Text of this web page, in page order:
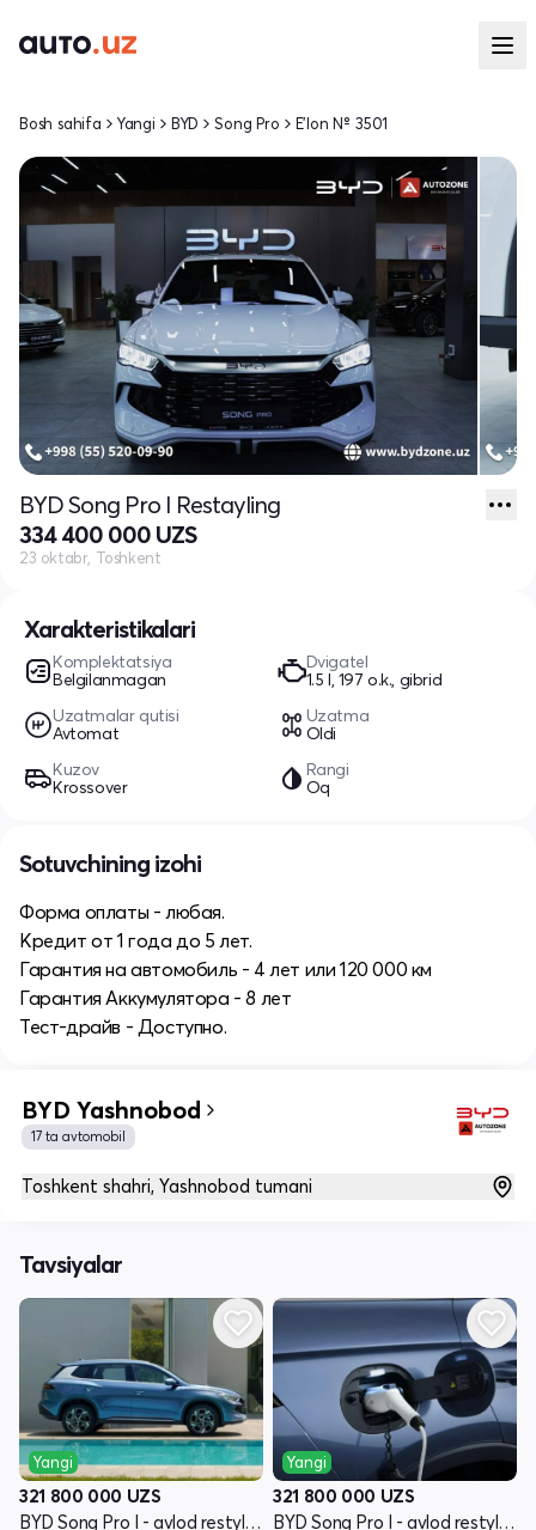
Xarakteristikalari
Komplektatsiya
Belgilanmagan
Dvigatel
1.5 l, 197 o.k., gibrid
Uzatmalar qutisi
Avtomat
Uzatma
Oldi
Kuzov
Krossover
Rangi
Oq
Bosh sahifa Yangi BYD Song Pro E'lon № 3501
BYD Song Pro I Restayling
334 400 000 UZS
23 oktabr, Toshkent
Sotuvchining izohi
Форма оплаты - любая.
Кредит от 1 года до 5 лет.
Гарантия на автомобиль - 4 лет или 120 000 км
Гарантия Аккумулятора - 8 лет
Тест-драйв - Доступно.
BYD Yashnobod
17 ta avtomobil
Toshkent shahri, Yashnobod tumani
Tavsiyalar
Yangi
321 800 000 UZS
BYD Song Pro I - avlod restyling
Yangi
321 800 000 UZS
BYD Song Pro I - avlod restyling